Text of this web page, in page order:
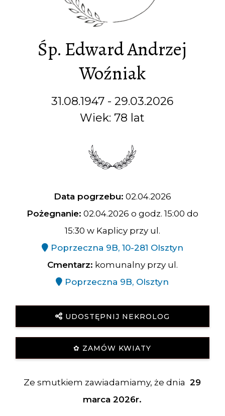
Śp. Edward Andrzej
Woźniak
31.08.1947 - 29.03.2026
Wiek: 78 lat
Data pogrzebu: 02.04.2026
Pożegnanie: 02.04.2026 o godz. 15:00 do
15:30 w Kaplicy przy ul.
Poprzeczna 9B, 10-281 Olsztyn
Cmentarz: komunalny przy ul.
Poprzeczna 9B, Olsztyn
UDOSTĘPNIJ NEKROLOG
✿ ZAMÓW KWIATY
Ze smutkiem zawiadamiamy, że dnia 29
marca 2026r.